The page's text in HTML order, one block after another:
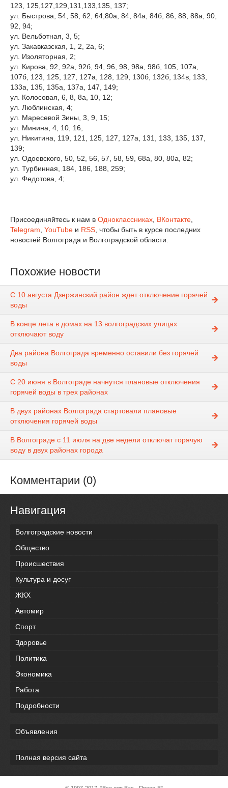
123, 125,127,129,131,133,135, 137;
ул. Быстрова, 54, 58, 62, 64,80а, 84, 84а, 84б, 86, 88, 88а, 90,
92, 94;
ул. Вельботная, 3, 5;
ул. Закавказская, 1, 2, 2а, 6;
ул. Изоляторная, 2;
ул. Кирова, 92, 92а, 92б, 94, 96, 98, 98а, 98б, 105, 107а,
107б, 123, 125, 127, 127а, 128, 129, 130б, 132б, 134в, 133,
133а, 135, 135а, 137а, 147, 149;
ул. Колосовая, 6, 8, 8а, 10, 12;
ул. Люблинская, 4;
ул. Маресевой Зины, 3, 9, 15;
ул. Минина, 4, 10, 16;
ул. Никитина, 119, 121, 125, 127, 127а, 131, 133, 135, 137,
139;
ул. Одоевского, 50, 52, 56, 57, 58, 59, 68а, 80, 80а, 82;
ул. Турбинная, 184, 186, 188, 259;
ул. Федотова, 4;
Присоединяйтесь к нам в Одноклассниках ВКонтакте
Telegram YouTube и RSS , чтобы быть в курсе последних
новостей Волгограда и Волгоградской области.
Похожие новости
С 10 августа Дзержинский район ждет отключение горячей
воды
В конце лета в домах на 13 волгоградских улицах
отключают воду
Два района Волгограда временно оставили без горячей
воды
С 20 июня в Волгограде начнутся плановые отключения
горячей воды в трех районах
В двух районах Волгограда стартовали плановые
отключения горячей воды
В Волгограде с 11 июля на две недели отключат горячую
воду в двух районах города
Комментарии (0)
Навигация
Волгоградские новости
Общество
Происшествия
Культура и досуг
ЖКХ
Автомир
Спорт
Здоровье
Политика
Экономика
Работа
Подробности
Объявления
Полная версия сайта